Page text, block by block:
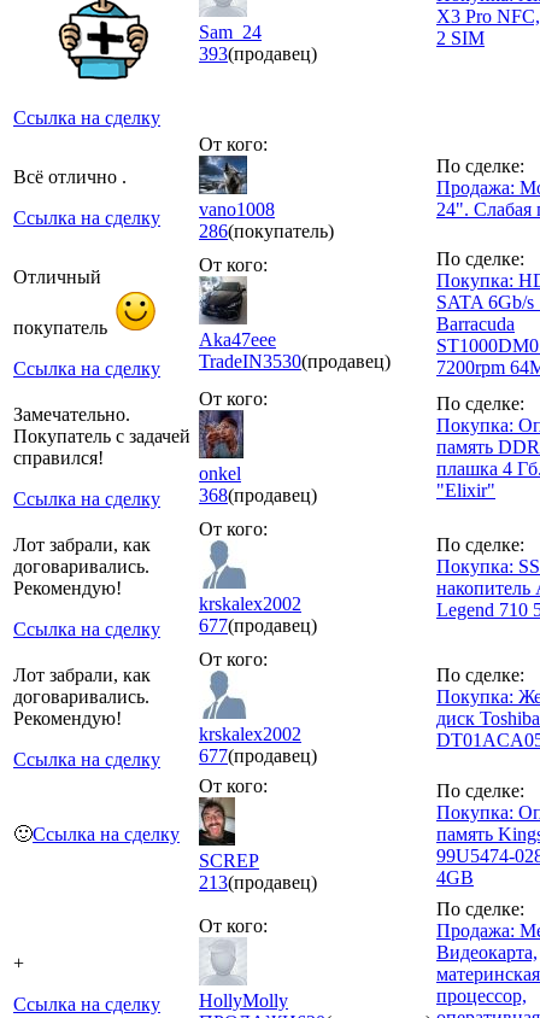
Ссылка на сделку
Sam_24
393(продавец)
X3 Pro
2 SIM
Всё отлично .
Ссылка на сделку
От кого:
vano1008
286(покупатель)
По сделке:
Продажа:
24". Слабая
Отличный
покупатель
Ссылка на сделку
От кого:
Aka47eee
TradeIN3530(продавец)
По сделке:
Покупка:
SATA 6Gb/s
Barracuda
7200rpm
Замечательно.
Покупатель с задачей
справился!
Ссылка на сделку
От кого:
onkel
368(продавец)
По сделке:
Покупка:
память
плашка 4
"Elixir"
Лот забрали, как
договаривались.
Рекомендую!
Ссылка на сделку
От кого:
krskalex2002
677(продавец)
По сделке:
Покупка:
накопитель
Legend 710
Лот забрали, как
договаривались.
Рекомендую!
Ссылка на сделку
От кого:
krskalex2002
677(продавец)
По сделке:
Покупка:
диск
🙂Ссылка на сделку
От кого:
SCREP
213(продавец)
По сделке:
Покупка:
память
99U5474-
4GB
+
Ссылка на сделку
От кого:
HollyMolly
По сделке:
Продажа:
Видеокарта,
процессор,